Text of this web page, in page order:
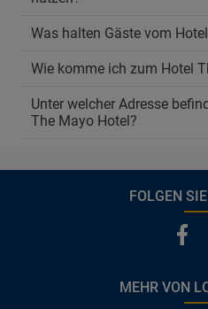
Was halten Gäste vom
Wie komme ich zum Hotel
Unter welcher Adresse
The Mayo Hotel?
FOLGEN
MEHR VON